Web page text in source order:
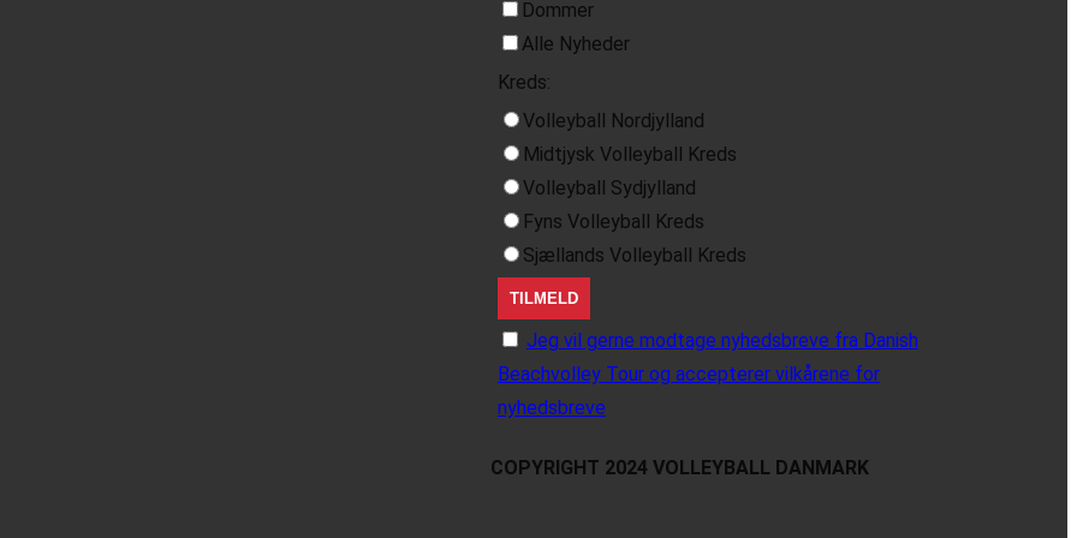
Dommer
Alle Nyheder
Kreds:
Volleyball Nordjylland
Midtjysk Volleyball Kreds
Volleyball Sydjylland
Fyns Volleyball Kreds
Sjællands Volleyball Kreds
Jeg vil gerne modtage nyhedsbreve fra Danish
Beachvolley Tour og accepterer vilkårene for
nyhedsbreve
COPYRIGHT 2024 VOLLEYBALL DANMARK